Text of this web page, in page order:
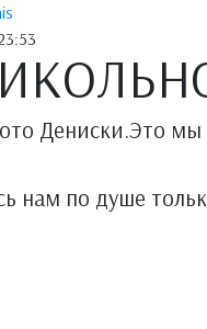
Дениски.Это
нам по душе